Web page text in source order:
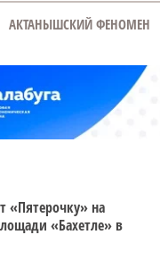
АКТАНЫШСКИЙ ФЕНОМЕН
«Пятерочку» на
«Бахетле» в